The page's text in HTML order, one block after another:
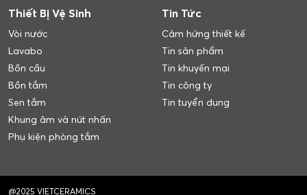
Thiết Bị Vệ Sinh
Vòi nước
Lavabo
Bồn cầu
Bồn tắm
Sen tắm
Khung âm và nút nhấn
Phụ kiện phòng tắm
Tin Tức
Cảm hứng thiết kế
Tin sản phẩm
Tin khuyến mại
Tin công ty
Tin tuyển dụng
@2025 VIETCERAMICS